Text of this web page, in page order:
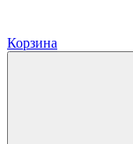
Корзина